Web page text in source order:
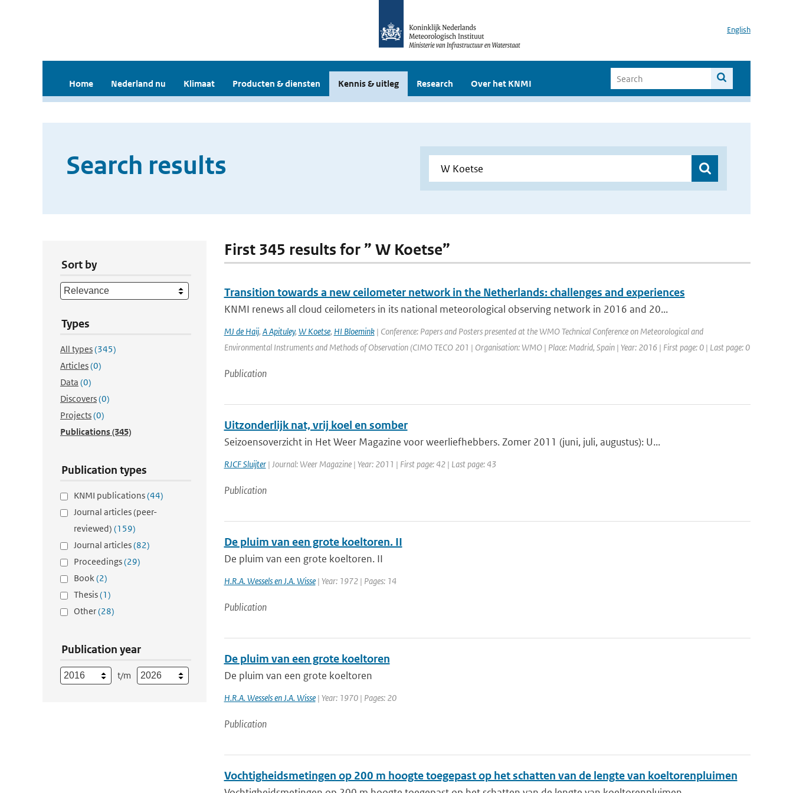
English
Home Nederland nu Klimaat Producten & diensten Kennis & uitleg Research Over het KNMI
Search results
Sort by
Types
All types(345)
Articles(0)
Data (0)
Discovers(0)
Projects(0)
Publications(345)
Publication types
KNMI publications(44)
Journal articles (peer-
reviewed) (159)
Journal articles(82)
Proceedings(29)
Book(2)
Thesis(1)
Other(28)
Publication year
t/m
First 345 results for ” W Koetse”
Transition towards a new ceilometer network in the Netherlands: challenges and experiences
KNMI renews all cloud ceilometers in its national meteorological observing network in 2016 and 20...
MJ de Haij, A Apituley, W Koetse, HI Bloemink| Conference: Papers and Posters presented at the WMO Technical Conference on Meteorological and
Environmental Instruments and Methods of Observation (CIMO TECO 201 | Organisation: WMO | Place: Madrid, Spain | Year: 2016 | First page: 0 | Last page: 0
Publication
Uitzonderlijk nat, vrij koel en somber
Seizoensoverzicht in Het Weer Magazine voor weerliefhebbers. Zomer 2011 (juni, juli, augustus): U...
RJCF Sluijter| Journal: Weer Magazine | Year: 2011 | First page: 42 | Last page: 43
Publication
De pluim van een grote koeltoren. II
De pluim van een grote koeltoren. II
H.R.A. Wessels en J.A. Wisse| Year: 1972 | Pages: 14
Publication
De pluim van een grote koeltoren
De pluim van een grote koeltoren
H.R.A. Wessels en J.A. Wisse| Year: 1970 | Pages: 20
Publication
Vochtigheidsmetingen op 200 m hoogte toegepast op het schatten van de lengte van koeltorenpluimen